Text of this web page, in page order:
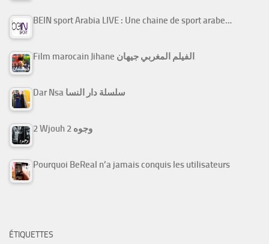
BEIN sport Arabia LIVE : Une chaine de sport arabe…
Film marocain Jihane الفيلم المغربي جيهان
Dar Nsa سلسلة دار النسا
2 Wjouh 2 وجوه
Pourquoi BeReal n’a jamais conquis les utilisateurs
ÉTIQUETTES